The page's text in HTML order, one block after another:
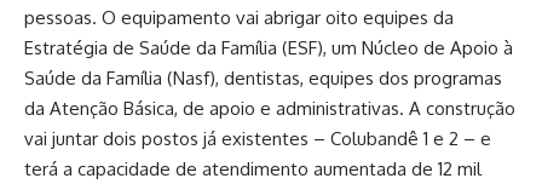
pessoas. O equipamento vai abrigar oito equipes da
Estratégia de Saúde da Família (ESF), um Núcleo de Apoio à
Saúde da Família (Nasf), dentistas, equipes dos programas
da Atenção Básica, de apoio e administrativas. A construção
vai juntar dois postos já existentes – Colubandê 1 e 2 – e
terá a capacidade de atendimento aumentada de 12 mil